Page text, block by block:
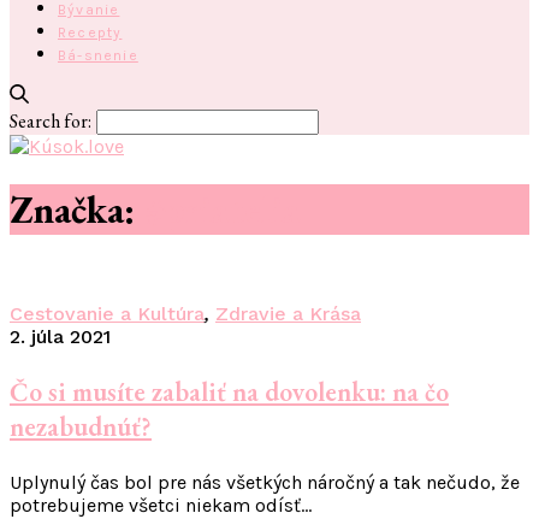
Bývanie
Recepty
Bá-snenie
Search for:
Značka:
Cestovanie a Kultúra, Zdravie a Krása
2. júla 2021
Čo si musíte zabaliť na dovolenku: na čo
nezabudnúť?
Uplynulý čas bol pre nás všetkých náročný a tak nečudo, že
potrebujeme všetci niekam odísť…